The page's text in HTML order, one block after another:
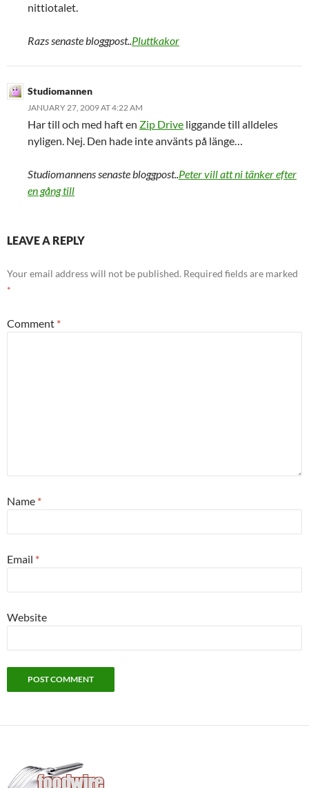
nittiotalet.
Razs senaste bloggpost..Pluttkakor
Studiomannen
JANUARY 27, 2009 AT 4:22 AM
Har till och med haft en Zip Drive liggande till alldeles
nyligen. Nej. Den hade inte använts på länge…
Studiomannens senaste bloggpost..Peter vill att ni tänker efter
en gång till
LEAVE A REPLY
Your email address will not be published. Required fields are marked
*
Comment *
Name *
Email *
Website